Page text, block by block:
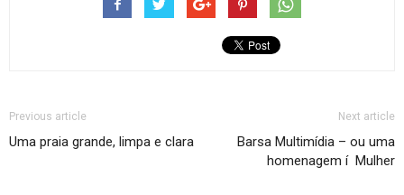
Previous article
Uma praia grande, limpa e clara
Next article
Barsa Multimí­dia – ou uma
homenagem í Mulher